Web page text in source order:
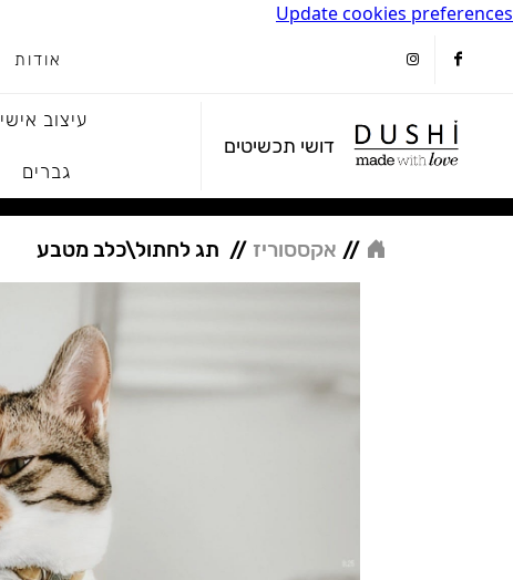
Update cookies preferences
facebook אודות
דושי תכשיטים
עיצוב אישי
גברים
// אקססוריז // תג לחתול\כלב מטבע